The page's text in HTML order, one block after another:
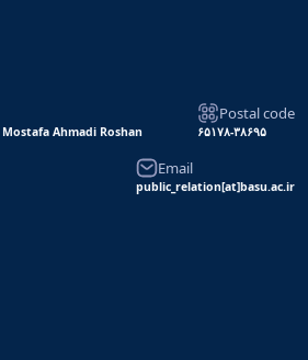
Ahmadi Roshan
Postal code
۶۵۱۷۸-۳۸۶۹۵
Email
public_relation[at]basu.ac.ir